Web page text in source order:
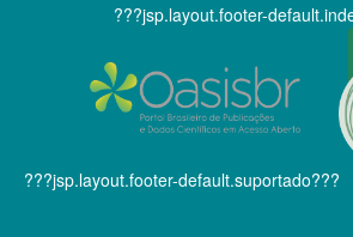
???jsp.layout.footer-
???jsp.layout.footer-default.suportado???